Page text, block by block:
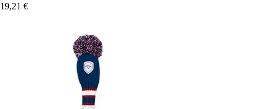
19,21 €